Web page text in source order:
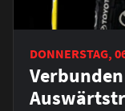
DONNERSTAG,